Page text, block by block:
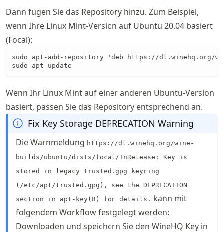
Dann fügen Sie das Repository hinzu. Zum Beispiel,
wenn Ihre Linux Mint-Version auf Ubuntu 20.04 basiert
(Focal):
sudo apt-add-repository 'deb https://dl.winehq.org/
sudo apt update
Wenn Ihr Linux Mint auf einer anderen Ubuntu-Version
basiert, passen Sie das Repository entsprechend an.
Fix Key Storage DEPRECATION Warning
Die Warnmeldung https://dl.winehq.org/wine-
builds/ubuntu/dists/focal/InRelease: Key is
stored in legacy trusted.gpg keyring
(/etc/apt/trusted.gpg), see the DEPRECATION
section in apt-key(8) for details. kann mit
folgendem Workflow festgelegt werden:
Downloaden und speichern Sie den WineHQ Key in